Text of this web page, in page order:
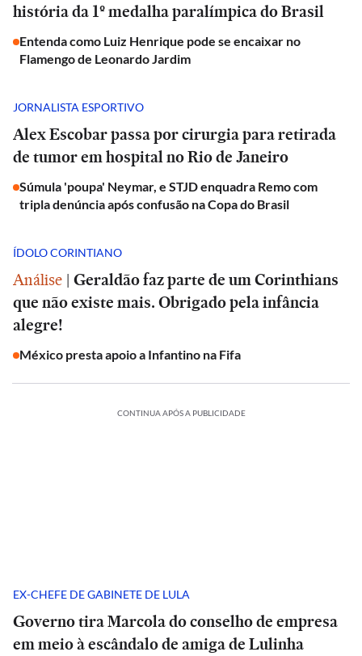
história da 1º medalha paralímpica do Brasil
Entenda como Luiz Henrique pode se encaixar no
Flamengo de Leonardo Jardim
JORNALISTA ESPORTIVO
Alex Escobar passa por cirurgia para retirada
de tumor em hospital no Rio de Janeiro
Súmula 'poupa' Neymar, e STJD enquadra Remo com
tripla denúncia após confusão na Copa do Brasil
ÍDOLO CORINTIANO
Análise | Geraldão faz parte de um Corinthians
que não existe mais. Obrigado pela infância
alegre!
México presta apoio a Infantino na Fifa
CONTINUA APÓS A PUBLICIDADE
EX-CHEFE DE GABINETE DE LULA
Governo tira Marcola do conselho de empresa
em meio à escândalo de amiga de Lulinha